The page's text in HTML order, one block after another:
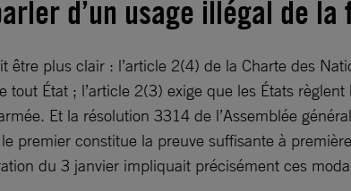
d’un usage illégal de la
être plus clair : l’article 2(4) de la Charte des
tout État ; l’article 2(3) exige que les États
Et la résolution 3314 de l’Assemblée
premier constitue la preuve suffisante à
du 3 janvier impliquait précisément ces